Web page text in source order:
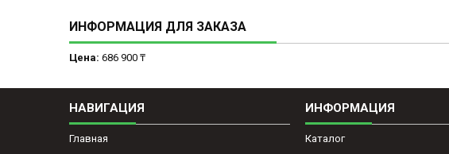
ИНФОРМАЦИЯ ДЛЯ ЗАКАЗА
Цена: 686 900 ₸
НАВИГАЦИЯ
Главная
ИНФОРМАЦИЯ
Каталог